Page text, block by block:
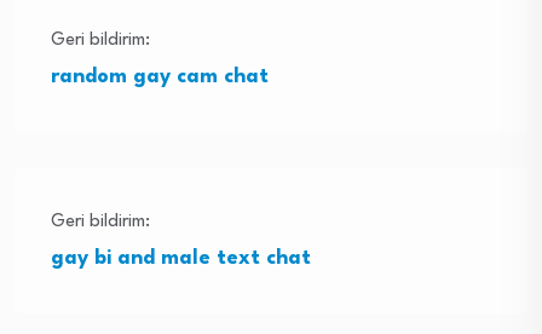
Geri bildirim:
random gay cam chat
Geri bildirim:
gay bi and male text chat